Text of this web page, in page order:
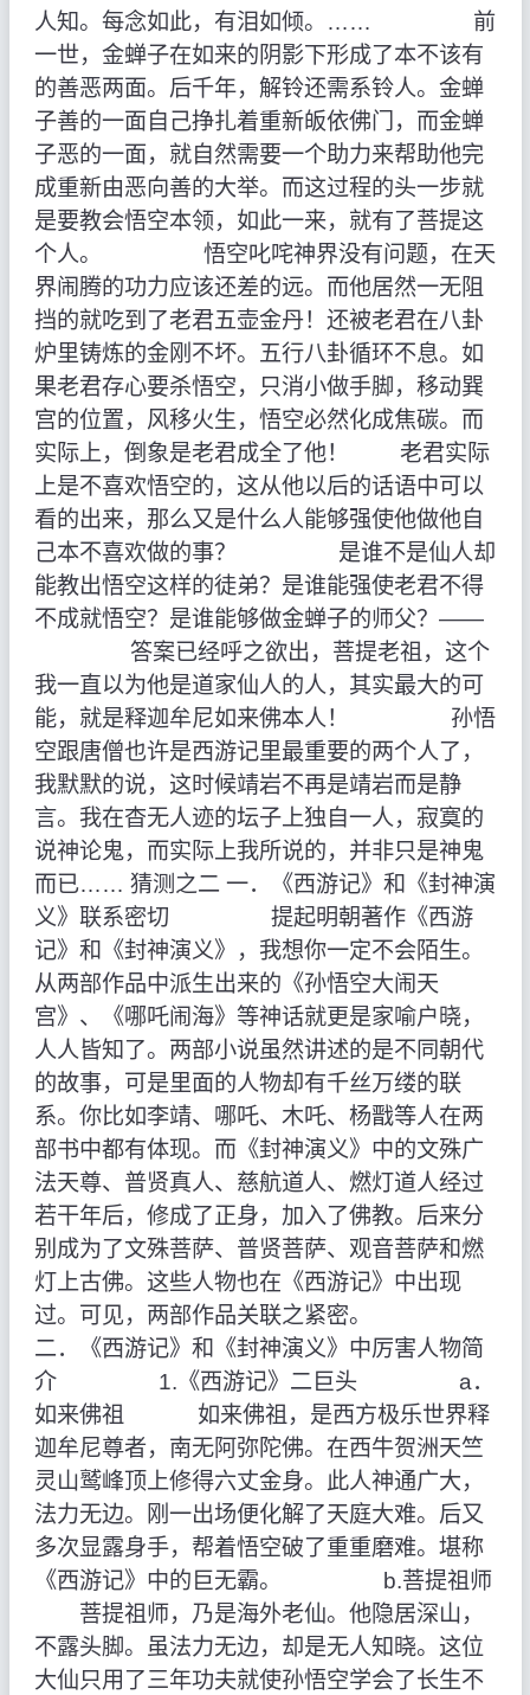
人知。每念如此，有泪如倾。…… 前
一世，金蝉子在如来的阴影下形成了本不该有
的善恶两面。后千年，解铃还需系铃人。金蝉
子善的一面自己挣扎着重新皈依佛门，而金蝉
子恶的一面，就自然需要一个助力来帮助他完
成重新由恶向善的大举。而这过程的头一步就
是要教会悟空本领，如此一来，就有了菩提这
个人。 悟空叱咤神界没有问题，在天
界闹腾的功力应该还差的远。而他居然一无阻
挡的就吃到了老君五壶金丹！还被老君在八卦
炉里铸炼的金刚不坏。五行八卦循环不息。如
果老君存心要杀悟空，只消小做手脚，移动巽
宫的位置，风移火生，悟空必然化成焦碳。而
实际上，倒象是老君成全了他！ 老君实际
上是不喜欢悟空的，这从他以后的话语中可以
看的出来，那么又是什么人能够强使他做他自
己本不喜欢做的事？ 是谁不是仙人却
能教出悟空这样的徒弟？是谁能强使老君不得
不成就悟空？是谁能够做金蝉子的师父？——
答案已经呼之欲出，菩提老祖，这个
我一直以为他是道家仙人的人，其实最大的可
能，就是释迦牟尼如来佛本人！ 孙悟
空跟唐僧也许是西游记里最重要的两个人了，
我默默的说，这时候靖岩不再是靖岩而是静
言。我在杳无人迹的坛子上独自一人，寂寞的
说神论鬼，而实际上我所说的，并非只是神鬼
而已…… 猜测之二 一．《西游记》和《封神演
义》联系密切 提起明朝著作《西游
记》和《封神演义》，我想你一定不会陌生。
从两部作品中派生出来的《孙悟空大闹天
宫》、《哪吒闹海》等神话就更是家喻户晓，
人人皆知了。两部小说虽然讲述的是不同朝代
的故事，可是里面的人物却有千丝万缕的联
系。你比如李靖、哪吒、木吒、杨戬等人在两
部书中都有体现。而《封神演义》中的文殊广
法天尊、普贤真人、慈航道人、燃灯道人经过
若干年后，修成了正身，加入了佛教。后来分
别成为了文殊菩萨、普贤菩萨、观音菩萨和燃
灯上古佛。这些人物也在《西游记》中出现
过。可见，两部作品关联之紧密。
二．《西游记》和《封神演义》中厉害人物简
介 1.《西游记》二巨头 a．
如来佛祖 如来佛祖，是西方极乐世界释
迦牟尼尊者，南无阿弥陀佛。在西牛贺洲天竺
灵山鹫峰顶上修得六丈金身。此人神通广大，
法力无边。刚一出场便化解了天庭大难。后又
多次显露身手，帮着悟空破了重重磨难。堪称
《西游记》中的巨无霸。 b.菩提祖师
菩提祖师，乃是海外老仙。他隐居深山，
不露头脚。虽法力无边，却是无人知晓。这位
大仙只用了三年功夫就使孙悟空学会了长生不